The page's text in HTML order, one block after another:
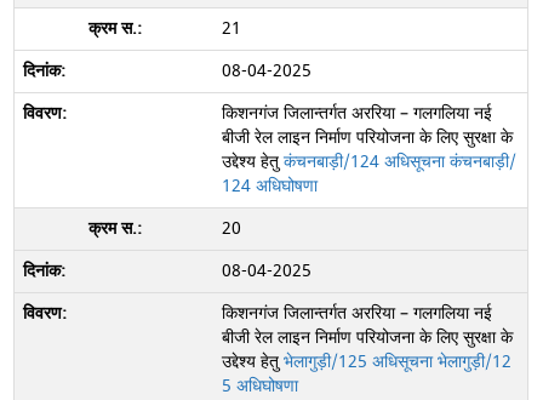
21
08-04-2025
किशनगंज जिलान्तर्गत अररिया – गलगलिया नई
बीजी रेल लाइन निर्माण परियोजना के लिए सुरक्षा के
उद्देश्य हेतुकंचनबाड़ी/124 अधिसूचना कंचनबाड़ी/
124 अधिघोषणा
20
08-04-2025
किशनगंज जिलान्तर्गत अररिया – गलगलिया नई
बीजी रेल लाइन निर्माण परियोजना के लिए सुरक्षा के
उद्देश्य हेतुभेलागुड़ी/125 अधिसूचना भेलागुड़ी/12
5 अधिघोषणा